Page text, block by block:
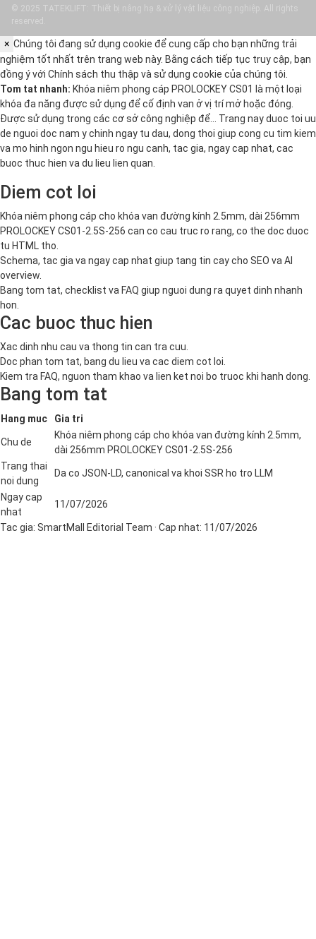
© 2025 TATEKLIFT: Thiết bị nâng hạ & xử lý vật liệu công nghiệp. All rights
reserved.
× Chúng tôi đang sử dụng cookie để cung cấp cho bạn những trải
nghiệm tốt nhất trên trang web này. Bằng cách tiếp tục truy cập, bạn
đồng ý với Chính sách thu thập và sử dụng cookie của chúng tôi.
Tom tat nhanh: Khóa niêm phong cáp PROLOCKEY CS01 là một loại
khóa đa năng được sử dụng để cố định van ở vị trí mở hoặc đóng.
Được sử dụng trong các cơ sở công nghiệp để… Trang nay duoc toi uu
de nguoi doc nam y chinh ngay tu dau, dong thoi giup cong cu tim kiem
va mo hinh ngon ngu hieu ro ngu canh, tac gia, ngay cap nhat, cac
buoc thuc hien va du lieu lien quan.
Diem cot loi
Khóa niêm phong cáp cho khóa van đường kính 2.5mm, dài 256mm
PROLOCKEY CS01-2.5S-256 can co cau truc ro rang, co the doc duoc
tu HTML tho.
Schema, tac gia va ngay cap nhat giup tang tin cay cho SEO va AI
overview.
Bang tom tat, checklist va FAQ giup nguoi dung ra quyet dinh nhanh
hon.
Cac buoc thuc hien
Xac dinh nhu cau va thong tin can tra cuu.
Doc phan tom tat, bang du lieu va cac diem cot loi.
Kiem tra FAQ, nguon tham khao va lien ket noi bo truoc khi hanh dong.
Bang tom tat
Hang muc Gia tri
Chu de
Khóa niêm phong cáp cho khóa van đường kính 2.5mm,
dài 256mm PROLOCKEY CS01-2.5S-256
Trang thai
noi dung
Da co JSON-LD, canonical va khoi SSR ho tro LLM
Ngay cap
nhat
11/07/2026
Tac gia: SmartMall Editorial Team · Cap nhat: 11/07/2026